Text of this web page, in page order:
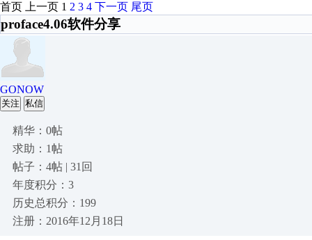
首页 上一页 1 2 3 4 下一页 尾页
proface4.06软件分享
GONOW
关注 私信
精华：0帖
求助：1帖
帖子：4帖 | 31回
年度积分：3
历史总积分：199
注册：2016年12月18日